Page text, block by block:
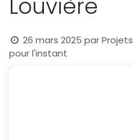
Louvière
26 mars 2025 parProjets
pour l'instant